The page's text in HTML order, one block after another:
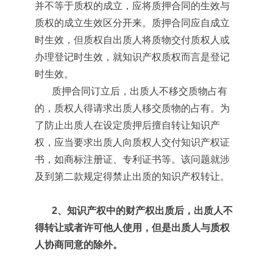
并不等于质权的成立，应将质押合同的生效与
质权的成立生效区分开来。质押合同应自成立
时生效，但质权自出质人将质物交付质权人或
办理登记时生效，就知识产权质权而言是登记
时生效。
质押合同订立后，出质人不移交质物占有
的，质权人得请求出质人移交质物的占有。为
了防止出质人在设定质押后擅自转让知识产
权，应当要求出质人向质权人交付知识产权证
书，如商标注册证、专利证书等。该问题就涉
及到第二款规定得禁止出质的知识产权转让。
2、知识产权中的财产权出质后，出质人不
得转让或者许可他人使用，但是出质人与质权
人协商同意的除外。